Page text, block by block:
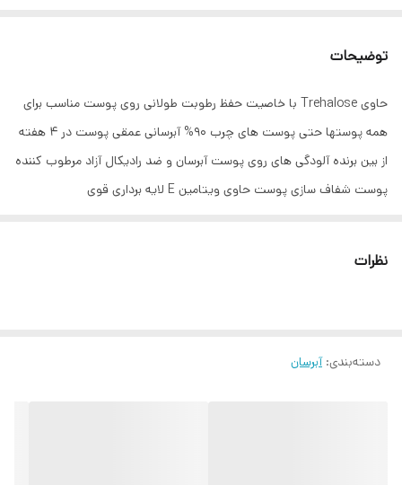
توضیحات
حاوی Trehalose با خاصیت حفظ رطوبت طولانی روی پوست مناسب برای
همه پوستها حتی پوست های چرب 90% آبرسانی عمقی پوست در 4 هفته
از بین برنده آلودگی های روی پوست آبرسان و ضد رادیکال آزاد مرطوب کننده
پوست شفاف سازی پوست حاوی ویتامین E لایه برداری قوی
نظرات
دسته‌بندی:آبرسان